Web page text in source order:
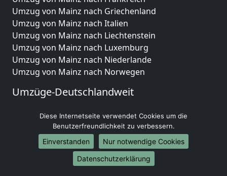
Umzug von Mainz nach Griechenland
Umzug von Mainz nach Italien
Umzug von Mainz nach Liechtenstein
Umzug von Mainz nach Luxemburg
Umzug von Mainz nach Niederlande
Umzug von Mainz nach Norwegen
Umzüge-Deutschlandweit
Umzug von Mainz nach Hamburg
Umzug von Mainz nach München
Umzug von Mainz nach Köln
Umzug von Mainz nach Frankfurt am Main
Umzug von Mainz nach Stuttgart
Diese Internetseite verwendet Cookies um die
Benutzerfreundlichkeit zu verbessern.
Einverstanden
Nur notwendige Cookies
Datenschutzerklärung